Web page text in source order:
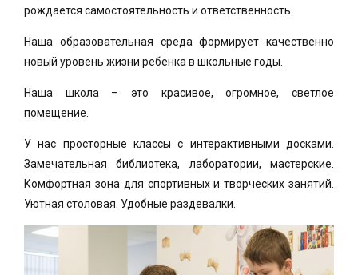
рождается самостоятельность и ответственность.
Наша образовательная среда формирует качественно
новый уровень жизни ребенка в школьные годы.
Наша школа – это красивое, огромное, светлое
помещение.
У нас просторные классы с интерактивными досками.
Замечательная библиотека, лаборатории, мастерские.
Комфортная зона для спортивных и творческих занятий.
Уютная столовая. Удобные раздевалки.